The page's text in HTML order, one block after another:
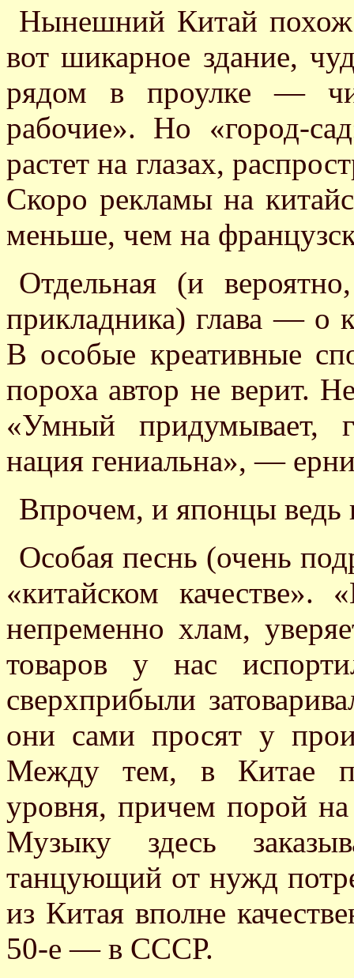
Нынешний Китай похож
вот шикарное здание,
рядом в проулке —
рабочие». Но «город-
растет на глазах,
Скоро рекламы на
меньше, чем на
Отдельная (и
прикладника) глава — о
В особые креативные
пороха автор не верит.
«Умный придумывает,
нация гениальна», —
Впрочем, и японцы
Особая песнь (очень
«китайском
непременно хлам,
товаров у нас
сверхприбыли
они сами просят у
Между тем, в Китае
уровня, причем порой
Музыку здесь
танцующий от нужд
из Китая вполне
50-е — в СССР.